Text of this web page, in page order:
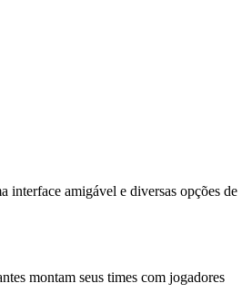
interface amigável e diversas opções de
montam seus times com jogadores